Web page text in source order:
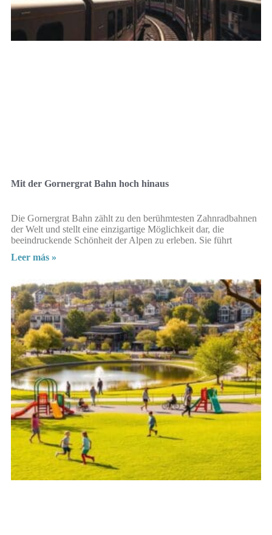
Mit der Gornergrat Bahn hoch hinaus
Die Gornergrat Bahn zählt zu den berühmtesten Zahnradbahnen
der Welt und stellt eine einzigartige Möglichkeit dar, die
beeindruckende Schönheit der Alpen zu erleben. Sie führt
Leer más »